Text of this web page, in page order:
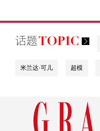
米兰达·可儿 超模